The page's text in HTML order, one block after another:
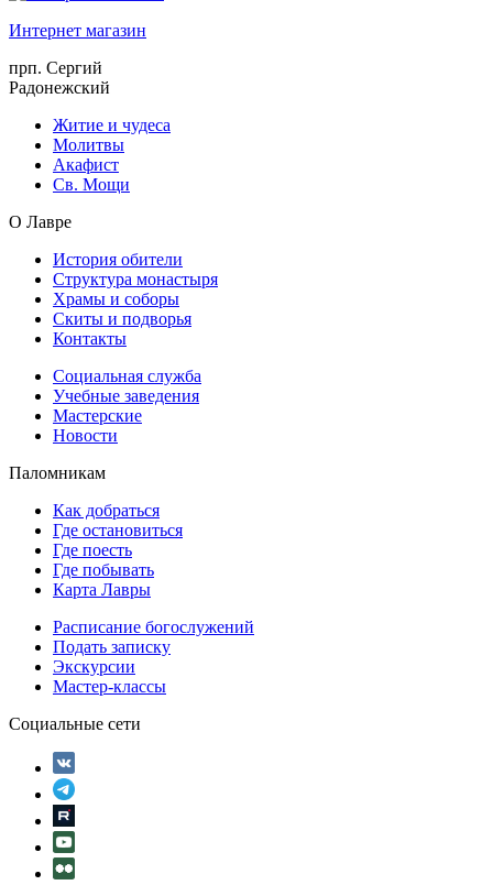
Интернет магазин
прп. Сергий
Радонежский
Житие и чудеса
Молитвы
Акафист
Св. Мощи
О Лавре
История обители
Структура монастыря
Храмы и соборы
Скиты и подворья
Контакты
Социальная служба
Учебные заведения
Мастерские
Новости
Паломникам
Как добраться
Где остановиться
Где поесть
Где побывать
Карта Лавры
Расписание богослужений
Подать записку
Экскурсии
Мастер-классы
Социальные сети